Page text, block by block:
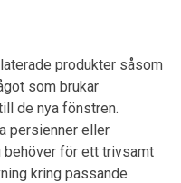
produkter såsom
som brukar
de nya fönstren.
persienner eller
för ett trivsamt
kring passande